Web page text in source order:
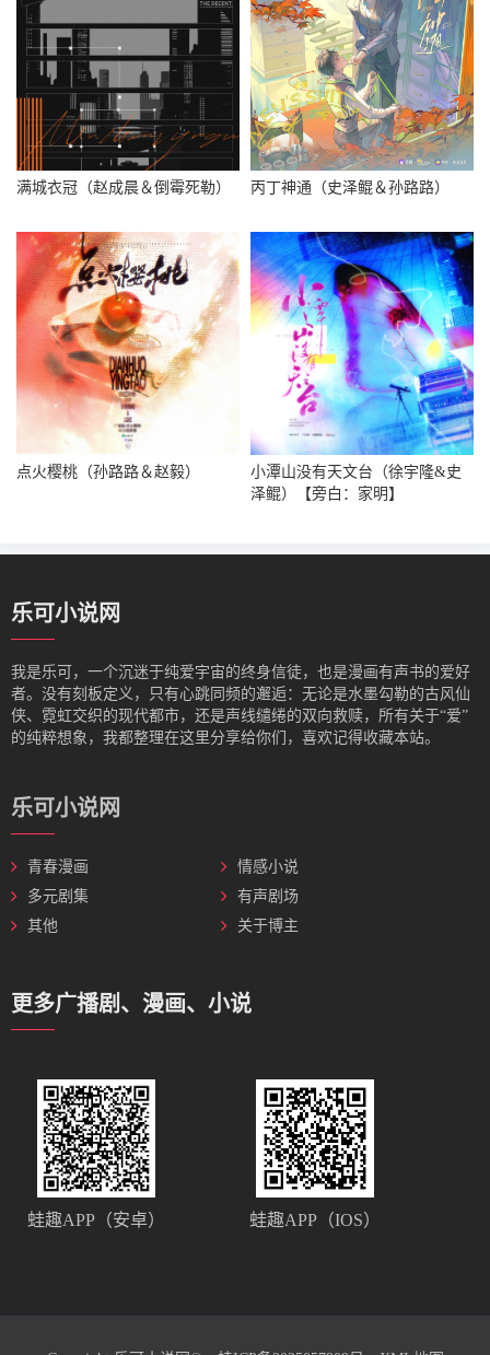
满城衣冠（赵成晨＆倒霉死勒） 丙丁神通（史泽鲲＆孙路路）
点火樱桃（孙路路＆赵毅）
小潭山没有天文台（徐宇隆&史
泽鲲）【旁白：家明】
乐可小说网
我是‌乐可，一个沉迷于纯爱宇宙的终身信徒，也是漫画有声书的爱好
者。没有刻板定义，只有心跳同频的邂逅：无论是水墨勾勒的古风仙
侠、霓虹交织的现代都市，还是声线缱绻的双向救赎，所有关于“爱”
的纯粹想象，我都整理在这里分享给你们，喜欢记得收藏本站。
乐可小说网
青春漫画
情感小说
多元剧集
有声剧场
其他
关于博主
更多广播剧、漫画、小说
蛙趣APP（安卓） 蛙趣APP（IOS）